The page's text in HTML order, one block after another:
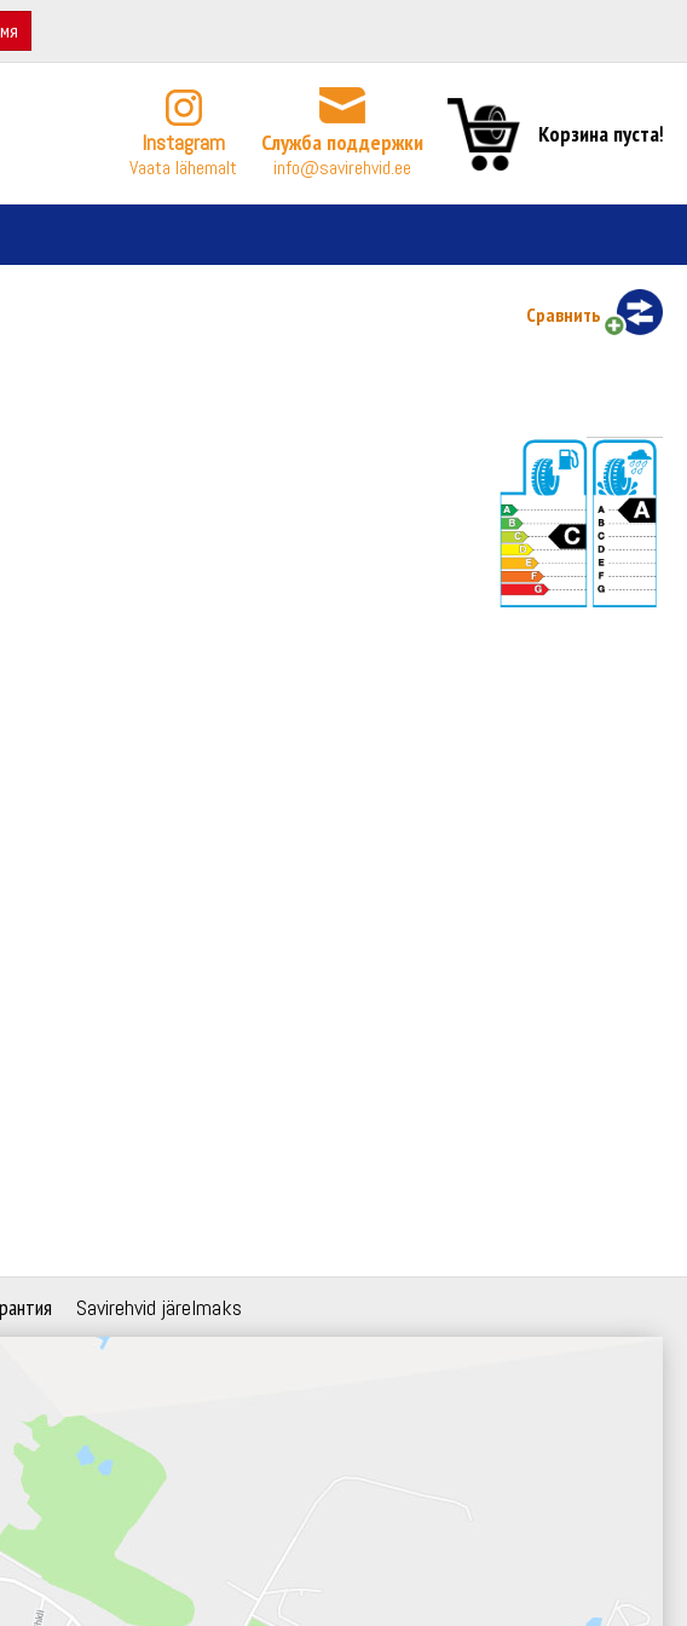
Instagram
Vaata lähemalt
Служба поддержки
info@savirehvid.ee
Корзина пуста!
Сравнить
Savirehvid järelmaks